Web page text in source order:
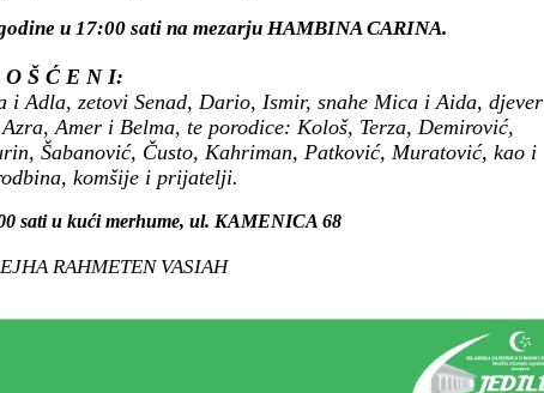
u 17:00 sati na mezarju HAMBINA CARINA.
O Š Ć E N I:
i Adla, zetovi Senad, Dario, Ismir, snahe Mica i Aida, djever
Amer i Belma, te porodice: Kološ, Terza, Demirović,
Šabanović, Čusto, Kahriman, Patković, Muratović, kao i
komšije i prijatelji.
sati u kući merhume, ul. KAMENICA 68
RAHMETEN VASIAH